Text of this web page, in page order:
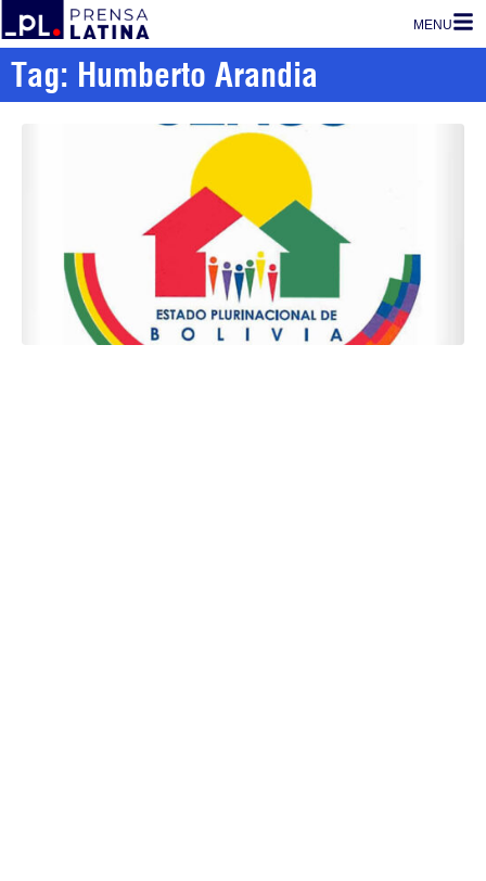
MENU
Tag: Humberto Arandia